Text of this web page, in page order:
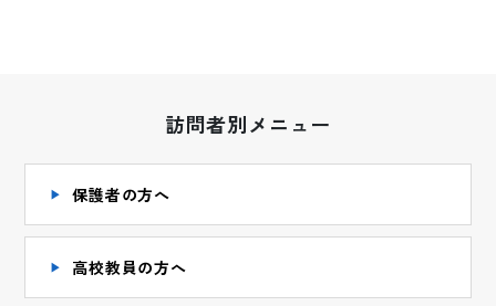
訪問者別メニュー
保護者の方へ
高校教員の方へ